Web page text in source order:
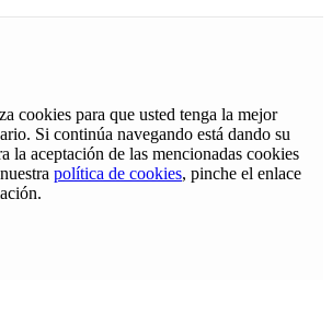
cookies para que usted tenga la mejor
Si continúa navegando está dando su
la aceptación de las mencionadas cookies
política de cookies, pinche el enlace